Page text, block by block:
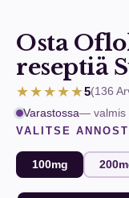
Osta
reseptiä
★★★★★5(136
Varastossa— valmis
VALITSE
100mg